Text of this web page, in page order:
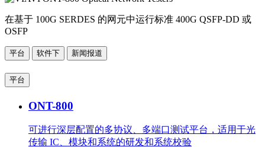
在基于 100G SERDES 的网元中运行标准 400G QSFP-DD 或
OSFP
平台 软件下 新闻报道
平台
ONT-800
可进行深层配置的多协议、多端口测试平台，适用于光
传输 IC、模块和系统的研发和系统校验